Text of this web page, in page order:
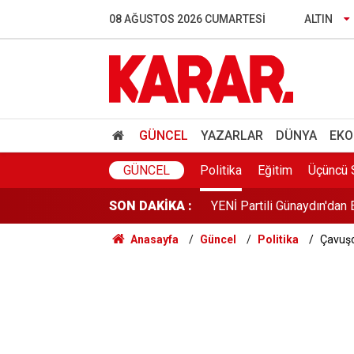
08 AĞUSTOS 2026 CUMARTESI ALTIN
GÜNCEL YAZARLAR DÜNYA
GÜNCEL Politika Eğitim Üçüncü
SON DAKİKA :
Türkiye'den vize
New York Times
YENİ Partili
Uraloğlu duyurdu: Yeni
RTÜK’ten ATV’ye 8
Anasayfa Güncel Politika